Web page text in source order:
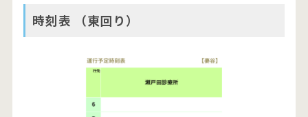
時刻表 （東回り）